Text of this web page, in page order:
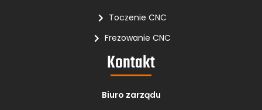
Toczenie CNC
Frezowanie CNC
Kontakt
Biuro zarządu